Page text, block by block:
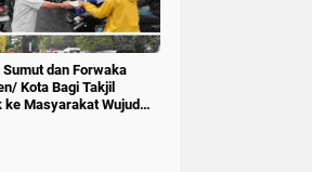
dan Forwaka
Kota Bagi Takjil
ke Masyarakat Wujud